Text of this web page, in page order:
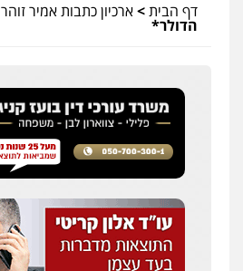
דף הבית>ארכיון כתבות אמיר זוהר
הדולר*